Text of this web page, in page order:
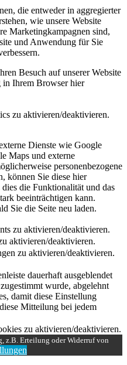
die entweder in aggregierter
wie unsere Website
Marketingkampagnen sind,
und Anwendung für Sie
Besuch auf unserer Website
in Ihrem Browser hier
zu aktivieren/deaktivieren.
Dienste wie Google
Maps und externe
personenbezogene
können Sie diese hier
die Funktionalität und das
beeinträchtigen kann.
Sie die Seite neu laden.
zu aktivieren/deaktivieren.
aktivieren/deaktivieren.
zu aktivieren/deaktivieren.
dauerhaft ausgeblendet
wurde, abgelehnt
damit diese Einstellung
Mitteilung bei jedem
zu aktivieren/deaktivieren.
z.B. Erteilung oder Widerruf von